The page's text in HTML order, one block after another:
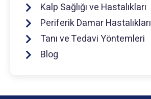
Kalp Sağlığı ve Hastalıkları
Periferik Damar Hastalıkları
Tanı ve Tedavi Yöntemleri
Blog